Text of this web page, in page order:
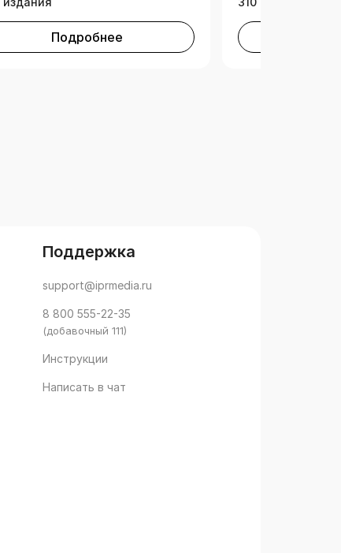
Подробнее
Поддержка
support@iprmedia.ru
8 800 555-22-35
(добавочный 111)
Инструкции
Написать в чат